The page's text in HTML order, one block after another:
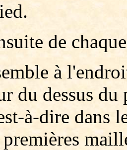
de
à
du dessus
à-dire dans